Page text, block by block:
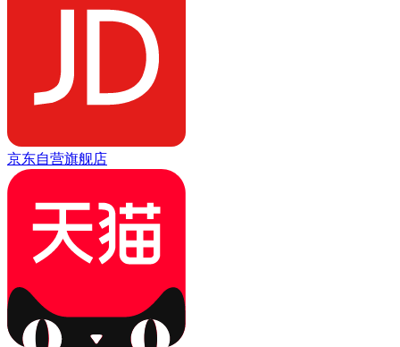
京东自营旗舰店